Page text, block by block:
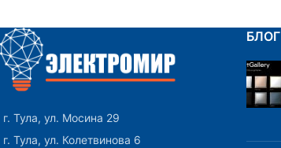
г. Тула, ул. Мосина 29
г. Тула, ул. Колетвинова 6
БЛОГ